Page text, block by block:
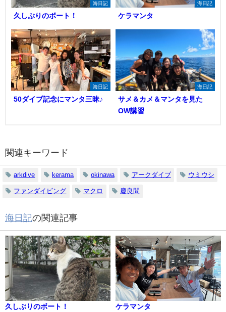
海日記
久しぶりのボート！
海日記
ケラマンタ
海日記
50ダイブ記念にマンタ三昧♪
海日記
サメ＆カメ＆マンタを見た
OW講習
関連キーワード
arkdive kerama okinawa アークダイブ ウミウシ
ファンダイビング マクロ 慶良間
海日記の関連記事
久しぶりのボート！ ケラマンタ